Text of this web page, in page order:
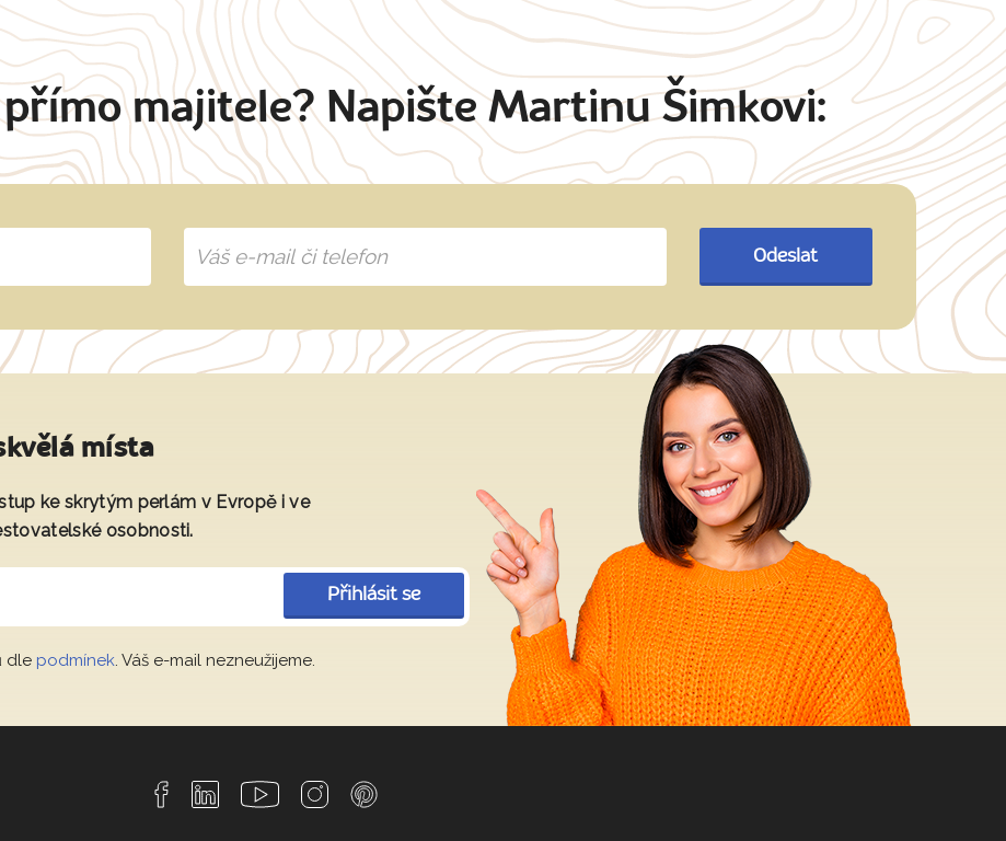
majitele? Napište Martinu Šimkovi:
Odeslat
místa
ke skrytým perlám v Evropě i ve
osobnosti.
Přihlásit se
dle podmínek. Váš e-mail nezneužijeme.